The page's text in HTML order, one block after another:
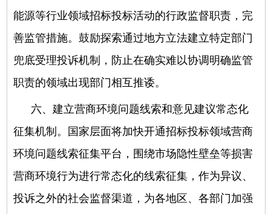
能源等行业领域招标投标活动的行政监督职责，完
善监管措施。鼓励探索通过地方立法建立特定部门
兜底受理投诉机制，防止在确实难以协调明确监管
职责的领域出现部门相互推诿。
六、建立营商环境问题线索和意见建议常态化
征集机制。
国家层面将加快开通招标投标领域营商
环境问题线索征集平台，围绕市场隐性壁垒等损害
营商环境行为进行常态化的线索征集，作为异议、
投诉之外的社会监督渠道，为各地区、各部门加强